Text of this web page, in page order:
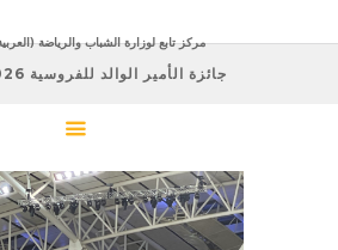
(العربية) مركز تابع لوزارة الشباب والرياضة
(العربية) جائزة الأمير الوالد للفروسية 2026